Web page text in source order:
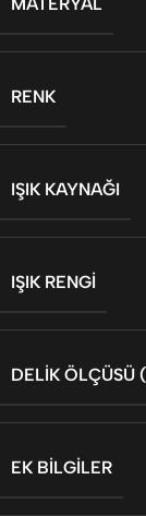
RENK
IŞIK KAYNAĞI
IŞIK RENGI
DELIK ÖLÇÜSÜ
EK BILGILER